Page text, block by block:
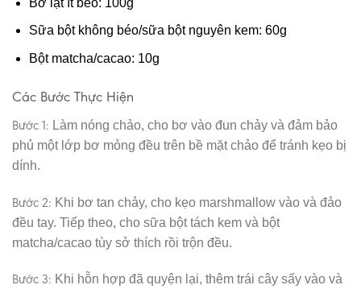
Sữa bột không béo/sữa bột nguyên kem: 60g
Bột matcha/cacao: 10g
Các Bước Thực Hiện
Bước 1: Làm nóng chảo, cho bơ vào đun chảy và đảm bảo
phủ một lớp bơ mỏng đều trên bề mặt chảo để tránh kẹo bị
dính.
Bước 2: Khi bơ tan chảy, cho kẹo marshmallow vào và đảo
đều tay. Tiếp theo, cho sữa bột tách kem và bột
matcha/cacao tùy sở thích rồi trộn đều.
Bước 3: Khi hỗn hợp đã quyện lại, thêm trái cây sấy vào và